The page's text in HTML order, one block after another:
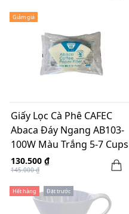
Giảm giá
Giấy Lọc Cà Phê CAFEC
Abaca Đáy Ngang AB103-
100W Màu Trắng 5-7 Cups
- 100 Tờ
130.500 ₫
145.000 ₫
Hết hàng Đặt trước